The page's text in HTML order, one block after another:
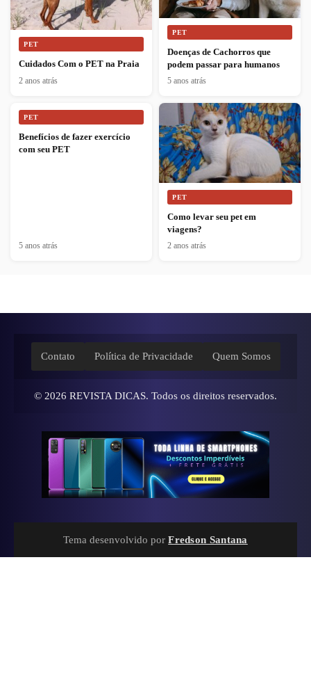
PET
Cuidados Com o PET na Praia
2 anos atrás
PET
Doenças de Cachorros que
podem passar para humanos
5 anos atrás
PET
Benefícios de fazer exercício
com seu PET
5 anos atrás
PET
Como levar seu pet em
viagens?
2 anos atrás
Contato Política de Privacidade Quem Somos
© 2026 REVISTA DICAS. Todos os direitos reservados.
Tema desenvolvido por Fredson Santana